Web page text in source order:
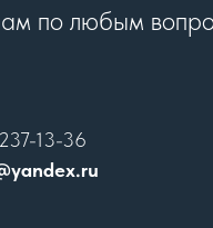
по любым
13-36